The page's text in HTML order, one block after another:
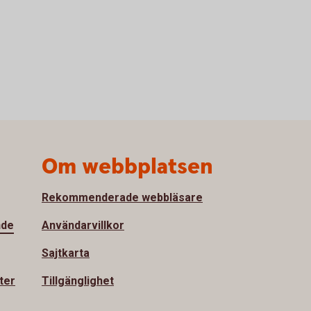
Om webbplatsen
Rekommenderade webbläsare
Användarvillkor
Sajtkarta
Tillgänglighet